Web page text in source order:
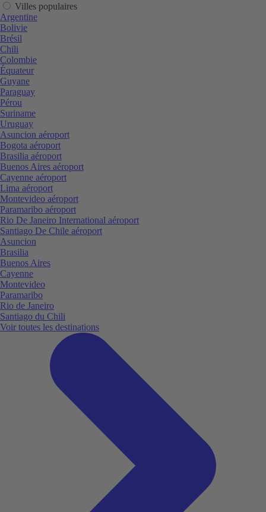
Villes populaires
Argentine
Bolivie
Brésil
Chili
Colombie
Équateur
Guyane
Paraguay
Pérou
Suriname
Uruguay
Asuncion aéroport
Bogota aéroport
Brasilia aéroport
Buenos Aires aéroport
Cayenne aéroport
Lima aéroport
Montevideo aéroport
Paramaribo aéroport
Rio De Janeiro International aéroport
Santiago De Chile aéroport
Asuncion
Brasilia
Buenos Aires
Cayenne
Montevideo
Paramaribo
Rio de Janeiro
Santiago du Chili
Voir toutes les destinations